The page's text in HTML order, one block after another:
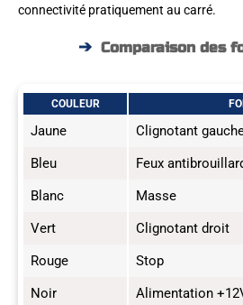
connectivité pratiquement au carré.
Comparaison des
COULEUR
Jaune
Clignotant
Bleu
Feux
Blanc
Masse
Vert
Clignotant droit
Rouge
Stop
Noir
Alimentation